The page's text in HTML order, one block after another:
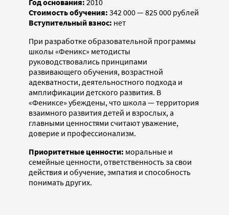
Стоимость обучения: 342 000 — 825 000 рублей
Вступительный взнос: нет
При разработке образовательной программы
школы «Феникс» методисты
руководствовались принципами
развивающего обучения, возрастной
адекватности, деятельностного подхода и
амплификации детского развития. В
«Фениксе» убеждены, что школа — территория
взаимного развития детей и взрослых, а
главными ценностями считают уважение,
доверие и профессионализм.
Приоритетные ценности: моральные и
семейные ценности, ответственность за свои
действия и обучение, эмпатия и способность
понимать других.